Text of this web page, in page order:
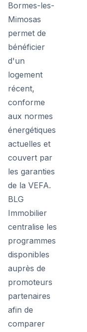
Bormes-les-
Mimosas
permet de
bénéficier
d'un
logement
récent,
conforme
aux normes
énergétiques
actuelles et
couvert par
les garanties
de la VEFA.
BLG
Immobilier
centralise les
programmes
disponibles
auprès de
promoteurs
partenaires
afin de
comparer